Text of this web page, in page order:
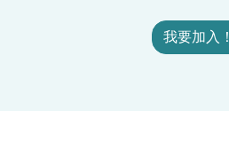
我要加入！